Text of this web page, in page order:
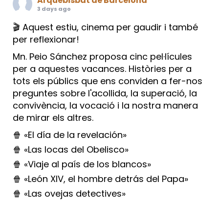
3 days ago
🎬 Aquest estiu, cinema per gaudir i també
per reflexionar!
Mn. Peio Sánchez proposa cinc pel·lícules
per a aquestes vacances. Històries per a
tots els públics que ens conviden a fer-nos
preguntes sobre l'acollida, la superació, la
convivència, la vocació i la nostra manera
de mirar els altres.
🍿 «El día de la revelación»
🍿 «Las locas del Obelisco»
🍿 «Viaje al país de los blancos»
🍿 «León XIV, el hombre detrás del Papa»
🍿 «Las ovejas detectives»